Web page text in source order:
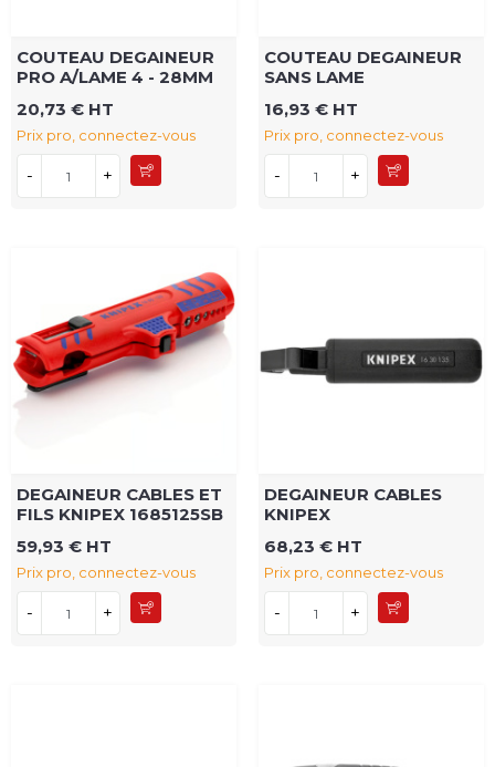
COUTEAU DEGAINEUR
PRO A/LAME 4 - 28MM
20,73 € HT
Prix pro, connectez-vous
- +
COUTEAU DEGAINEUR
SANS LAME
16,93 € HT
Prix pro, connectez-vous
- +
DEGAINEUR CABLES ET
FILS KNIPEX 1685125SB
59,93 € HT
Prix pro, connectez-vous
- +
DEGAINEUR CABLES
KNIPEX
68,23 € HT
Prix pro, connectez-vous
- +